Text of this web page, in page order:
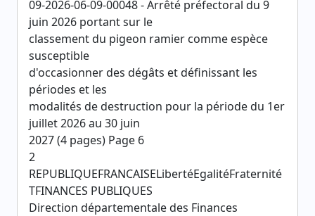
09-2026-06-09-00048 - Arrêté préfectoral du 9
juin 2026 portant sur le
classement du pigeon ramier comme espèce
susceptible
d'occasionner des dégâts et définissant les
périodes et les
modalités de destruction pour la période du 1er
juillet 2026 au 30 juin
2027 (4 pages) Page 6
2
REPUBLIQUEFRANCAISELibertéEgalitéFraternité
TFINANCES PUBLIQUES
Direction départementale des Finances